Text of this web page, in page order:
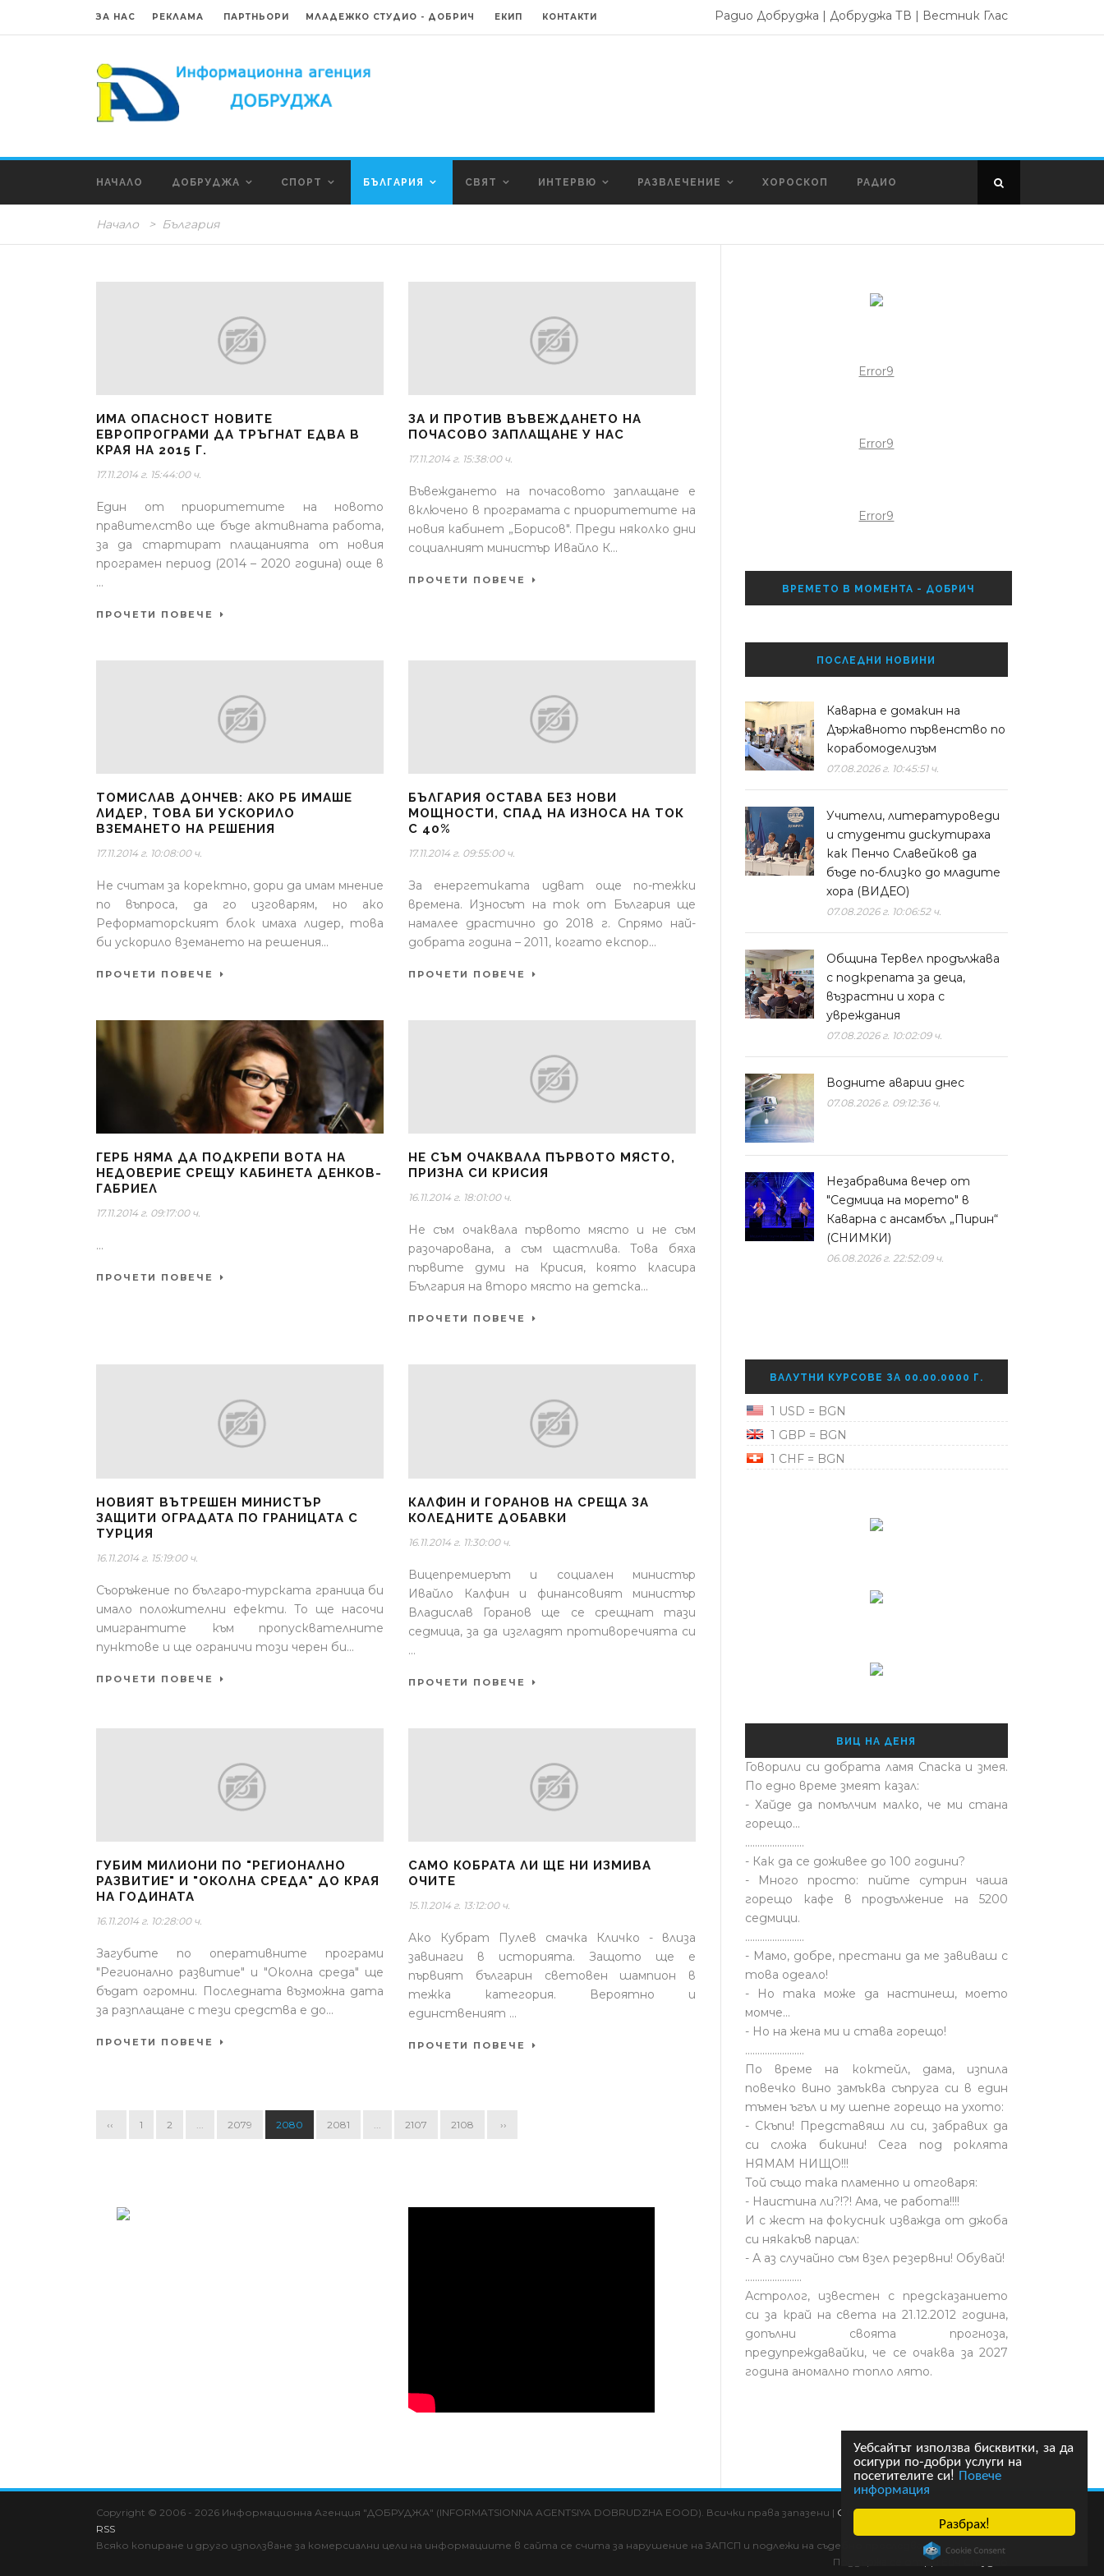
Разбрах!
Уебсайтът използва бисквитки, за да
осигури по-добри услуги на
посетителите си! Повече
информация
Cookie Consent plugin for the EU cookie law
ЗА НАС РЕКЛАМА ПАРТНЬОРИ МЛАДЕЖКО СТУДИО - ДОБРИЧ ЕКИП КОНТАКТИ Радио Добруджа | Добруджа ТВ | Вестник Глас
НАЧАЛО ДОБРУДЖА СПОРТ БЪЛГАРИЯ СВЯТ ИНТЕРВЮ РАЗВЛЕЧЕНИЕ ХОРОСКОП РАДИО
Начало > България
ИМА ОПАСНОСТ НОВИТЕ
ЕВРОПРОГРАМИ ДА ТРЪГНАТ ЕДВА В
КРАЯ НА 2015 Г.
17.11.2014 г. 15:44:00 ч.
Един от приоритетите на новото
правителство ще бъде активната работа,
за да стартират плащанията от новия
програмен период (2014 – 2020 година) още в
...
ПРОЧЕТИ ПОВЕЧЕ
ЗА И ПРОТИВ ВЪВЕЖДАНЕТО НА
ПОЧАСОВО ЗАПЛАЩАНЕ У НАС
17.11.2014 г. 15:38:00 ч.
Въвеждането на почасовото заплащане е
включено в програмата с приоритетите на
новия кабинет „Борисов". Преди няколко дни
социалният министър Ивайло К...
ПРОЧЕТИ ПОВЕЧЕ
ТОМИСЛАВ ДОНЧЕВ: АКО РБ ИМАШЕ
ЛИДЕР, ТОВА БИ УСКОРИЛО
ВЗЕМАНЕТО НА РЕШЕНИЯ
17.11.2014 г. 10:08:00 ч.
Не считам за коректно, дори да имам мнение
по въпроса, да го изговарям, но ако
Реформаторският блок имаха лидер, това
би ускорило вземането на решения...
ПРОЧЕТИ ПОВЕЧЕ
БЪЛГАРИЯ ОСТАВА БЕЗ НОВИ
МОЩНОСТИ, СПАД НА ИЗНОСА НА ТОК
С 40%
17.11.2014 г. 09:55:00 ч.
За енергетиката идват още по-тежки
времена. Износът на ток от България ще
намалее драстично до 2018 г. Спрямо най-
добрата година – 2011, когато експор...
ПРОЧЕТИ ПОВЕЧЕ
ГЕРБ НЯМА ДА ПОДКРЕПИ ВОТА НА
НЕДОВЕРИЕ СРЕЩУ КАБИНЕТА ДЕНКОВ-
ГАБРИЕЛ
17.11.2014 г. 09:17:00 ч.
...
ПРОЧЕТИ ПОВЕЧЕ
НЕ СЪМ ОЧАКВАЛА ПЪРВОТО МЯСТО,
ПРИЗНА СИ КРИСИЯ
16.11.2014 г. 18:01:00 ч.
Не съм очаквала първото място и не съм
разочарована, а съм щастлива. Това бяха
първите думи на Крисия, която класира
България на второ място на детска...
ПРОЧЕТИ ПОВЕЧЕ
НОВИЯТ ВЪТРЕШЕН МИНИСТЪР
ЗАЩИТИ ОГРАДАТА ПО ГРАНИЦАТА С
ТУРЦИЯ
16.11.2014 г. 15:19:00 ч.
Съоръжение по българо-турската граница би
имало положителни ефекти. То ще насочи
имигрантите към пропусквателните
пунктове и ще ограничи този черен би...
ПРОЧЕТИ ПОВЕЧЕ
КАЛФИН И ГОРАНОВ НА СРЕЩА ЗА
КОЛЕДНИТЕ ДОБАВКИ
16.11.2014 г. 11:30:00 ч.
Вицепремиерът и социален министър
Ивайло Калфин и финансовият министър
Владислав Горанов ще се срещнат тази
седмица, за да изгладят противоречията си
...
ПРОЧЕТИ ПОВЕЧЕ
ГУБИМ МИЛИОНИ ПО "РЕГИОНАЛНО
РАЗВИТИЕ" И "ОКОЛНА СРЕДА" ДО КРАЯ
НА ГОДИНАТА
16.11.2014 г. 10:28:00 ч.
Загубите по оперативните програми
"Регионално развитие" и "Околна среда" ще
бъдат огромни. Последната възможна дата
за разплащане с тези средства е до...
ПРОЧЕТИ ПОВЕЧЕ
САМО КОБРАТА ЛИ ЩЕ НИ ИЗМИВА
ОЧИТЕ
15.11.2014 г. 13:12:00 ч.
Ако Кубрат Пулев смачка Кличко - влиза
завинаги в историята. Защото ще е
първият българин световен шампион в
тежка категория. Вероятно и
единственият ...
ПРОЧЕТИ ПОВЕЧЕ
‹‹ 1 2 2079 2080 2081 2107 2108 ››
Error9
Error9
Error9
ВРЕМЕТО В МОМЕНТА - ДОБРИЧ
ПОСЛЕДНИ НОВИНИ
​Каварна е домакин на
Държавното първенство по
корабомоделизъм
07.08.2026 г. 10:45:51 ч.
Учители, литературоведи
и студенти дискутираха
как Пенчо Славейков да
бъде по-близко до младите
хора (ВИДЕО)
07.08.2026 г. 10:06:52 ч.
Община Тервел продължава
с подкрепата за деца,
възрастни и хора с
увреждания
07.08.2026 г. 10:02:09 ч.
Водните аварии днес
07.08.2026 г. 09:12:36 ч.
Незабравима вечер от
"Седмица на морето" в
Каварна с ансамбъл „Пирин“
(СНИМКИ)
06.08.2026 г. 22:52:09 ч.
ВАЛУТНИ КУРСОВЕ ЗА 00.00.0000 Г.
1 USD = BGN
1 GBP = BGN
1 CHF = BGN
ВИЦ НА ДЕНЯ
Говорили си добрата ламя Спаска и змея.
По едно време змеят казал:
- Хайде да помълчим малко, че ми стана
горещо...
........................
- Как да се доживее до 100 години?
- Много просто: пийте сутрин чаша
горещо кафе в продължение на 5200
седмици.
........................
- Мамо, добре, престани да ме завиваш с
това одеало!
- Но така може да настинеш, моето
момче…
- Но на жена ми и става горещо!
........................
По време на коктейл, дама, изпила
повечко вино замъква съпруга си в един
тъмен ъгъл и му шепне горещо на ухото:
- Скъпи! Представяш ли си, забравих да
си сложа бикини! Сега под роклята
НЯМАМ НИЩО!!!
Той също така пламенно и отговаря:
- Наистина ли?!?! Ама, че работа!!!!
И с жест на фокусник изважда от джоба
си някакъв парцал:
- А аз случайно съм взел резервни! Обувай!
.......................
Астролог, известен с предсказанието
си за край на света на 21.12.2012 година,
допълни своята прогноза,
предупреждавайки, че се очаква за 2027
година аномално топло лято.
Copyright © 2006 - 2026 Информационна Агенция "ДОБРУДЖА" (INFORMATSIONNA AGENTSIYA DOBRUDZHA EOOD). Всички права запазени | Общи условия|HTML карта|
RSS
Всяко копиране и друго използване за комерсиални цели на информациите в сайта се счита за нарушение на ЗАПСП и подлежи на съдебно преследване!
Поддържа се от
Ди Ейч Студио